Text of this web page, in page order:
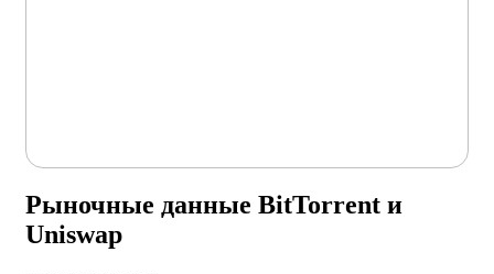
Рыночные данные BitTorrent и
Uniswap